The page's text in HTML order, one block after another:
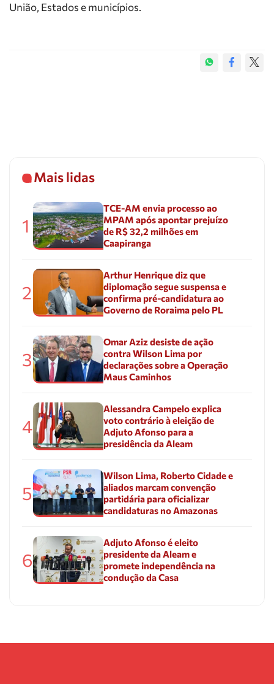
União, Estados e municípios.
Mais lidas
1
TCE-AM envia processo ao
MPAM após apontar prejuízo
de R$ 32,2 milhões em
Caapiranga
2
Arthur Henrique diz que
diplomação segue suspensa e
confirma pré-candidatura ao
Governo de Roraima pelo PL
3
Omar Aziz desiste de ação
contra Wilson Lima por
declarações sobre a Operação
Maus Caminhos
4
Alessandra Campelo explica
voto contrário à eleição de
Adjuto Afonso para a
presidência da Aleam
5
Wilson Lima, Roberto Cidade e
aliados marcam convenção
partidária para oficializar
candidaturas no Amazonas
6
Adjuto Afonso é eleito
presidente da Aleam e
promete independência na
condução da Casa